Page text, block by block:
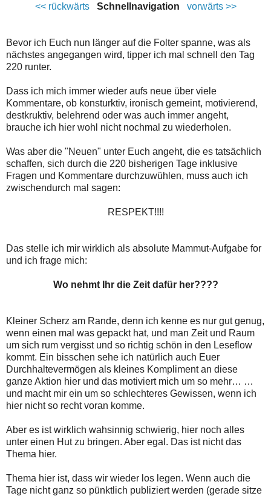
<< rückwärtsSchnellnavigation vorwärts >>
Bevor ich Euch nun länger auf die Folter spanne, was als
nächstes angegangen wird, tipper ich mal schnell den Tag
220 runter.
Dass ich mich immer wieder aufs neue über viele
Kommentare, ob konsturktiv, ironisch gemeint, motivierend,
destkruktiv, belehrend oder was auch immer angeht,
brauche ich hier wohl nicht nochmal zu wiederholen.
Was aber die "Neuen" unter Euch angeht, die es tatsächlich
schaffen, sich durch die 220 bisherigen Tage inklusive
Fragen und Kommentare durchzuwühlen, muss auch ich
zwischendurch mal sagen:
RESPEKT!!!!
Das stelle ich mir wirklich als absolute Mammut-Aufgabe for
und ich frage mich:
Wo nehmt Ihr die Zeit dafür her????
Kleiner Scherz am Rande, denn ich kenne es nur gut genug,
wenn einen mal was gepackt hat, und man Zeit und Raum
um sich rum vergisst und so richtig schön in den Leseflow
kommt. Ein bisschen sehe ich natürlich auch Euer
Durchhaltevermögen als kleines Kompliment an diese
ganze Aktion hier und das motiviert mich um so mehr… …
und macht mir ein um so schlechteres Gewissen, wenn ich
hier nicht so recht voran komme.
Aber es ist wirklich wahsinnig schwierig, hier noch alles
unter einen Hut zu bringen. Aber egal. Das ist nicht das
Thema hier.
Thema hier ist, dass wir wieder los legen. Wenn auch die
Tage nicht ganz so pünktlich publiziert werden (gerade sitze